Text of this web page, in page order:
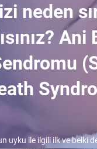
neden
Ani
uyku ile ilgili ilk ve belki